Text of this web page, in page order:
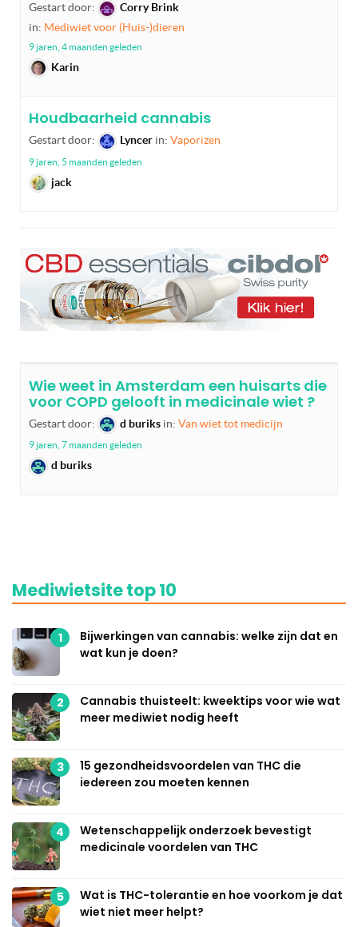
Gestart door:
Corry Brink
in: Mediwiet voor (Huis-)dieren
9 jaren, 4 maanden geleden
Karin
Houdbaarheid cannabis
Gestart door: Lyncer in: Vaporizen
9 jaren, 5 maanden geleden
jack
Wie weet in Amsterdam een huisarts die
voor COPD gelooft in medicinale wiet ?
Gestart door: d buriks in: Van wiet tot medicijn
9 jaren, 7 maanden geleden
d buriks
Mediwietsite top 10
1
Bijwerkingen van cannabis: welke zijn dat en
wat kun je doen?
2
Cannabis thuisteelt: kweektips voor wie wat
meer mediwiet nodig heeft
3
15 gezondheidsvoordelen van THC die
iedereen zou moeten kennen
4
Wetenschappelijk onderzoek bevestigt
medicinale voordelen van THC
5
Wat is THC-tolerantie en hoe voorkom je dat
wiet niet meer helpt?